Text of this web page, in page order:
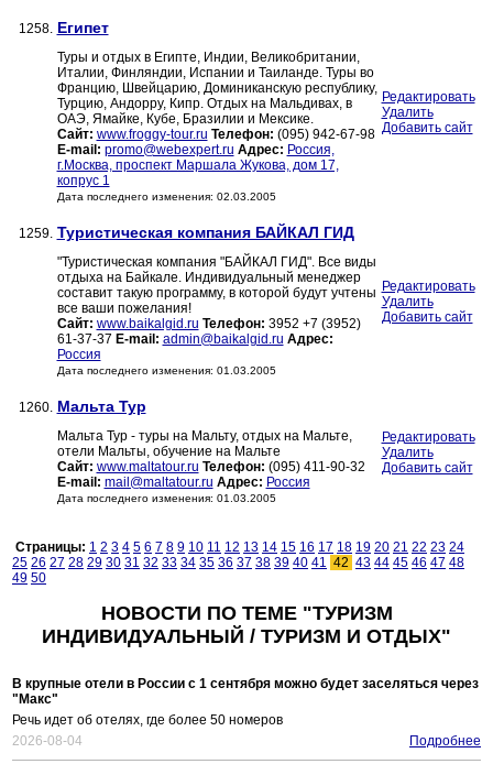
1258. Египет
Туры и отдых в Египте, Индии, Великобритании,
Италии, Финляндии, Испании и Таиланде. Туры во
Францию, Швейцарию, Доминиканскую республику,
Турцию, Андорру, Кипр. Отдых на Мальдивах, в
ОАЭ, Ямайке, Кубе, Бразилии и Мексике.
Сайт: www.froggy-tour.ru Телефон: (095) 942-67-98
E-mail: promo@webexpert.ru Адрес: Россия,
г.Москва, проспект Маршала Жукова, дом 17,
копрус 1
Дата последнего изменения: 02.03.2005
Редактировать
Удалить
Добавить сайт
1259. Туристическая компания БАЙКАЛ ГИД
"Туристическая компания "БАЙКАЛ ГИД". Все виды
отдыха на Байкале. Индивидуальный менеджер
составит такую программу, в которой будут учтены
все ваши пожелания!
Сайт: www.baikalgid.ru Телефон: 3952 +7 (3952)
61-37-37 E-mail: admin@baikalgid.ru Адрес:
Россия
Дата последнего изменения: 01.03.2005
Редактировать
Удалить
Добавить сайт
1260. Мальта Тур
Мальта Тур - туры на Мальту, отдых на Мальте,
отели Мальты, обучение на Мальте
Сайт: www.maltatour.ru Телефон: (095) 411-90-32
E-mail: mail@maltatour.ru Адрес: Россия
Дата последнего изменения: 01.03.2005
Редактировать
Удалить
Добавить сайт
Страницы: 1 2 3 4 5 6 7 8 9 10 11 12 13 14 15 16 17 18 19 20 21 22 23 24
25 26 27 28 29 30 31 32 33 34 35 36 37 38 39 40 41 42 43 44 45 46 47 48
49 50
НОВОСТИ ПО ТЕМЕ "ТУРИЗМ
ИНДИВИДУАЛЬНЫЙ / ТУРИЗМ И ОТДЫХ"
В крупные отели в России с 1 сентября можно будет заселяться через
"Макс"
Речь идет об отелях, где более 50 номеров
2026-08-04
Подробнее